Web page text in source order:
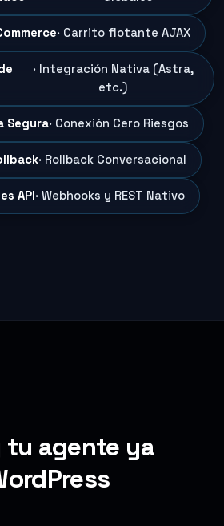
· Carrito flotante AJAX
· Integración Nativa (Astra,
etc.)
Segura· Conexión Cero Riesgos
· Rollback Conversacional
API· Webhooks y REST Nativo
tu agente ya